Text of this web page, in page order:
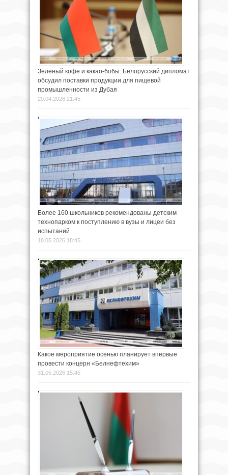
Зеленый кофе и какао-бобы. Белорусский дипломат
обсудил поставки продукции для пищевой
промышленности из Дубая
29.04.2026 21:45
Более 160 школьников рекомендованы детским
технопарком к поступлению в вузы и лицеи без
испытаний
18.05.2026 18:45
Какое мероприятие осенью планирует впервые
провести концерн «Белнефтехим»
31.05.2026 15:45